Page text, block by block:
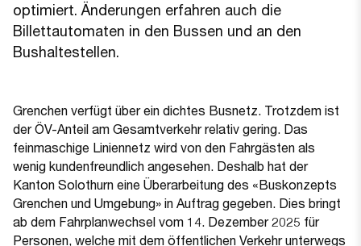
optimiert. Änderungen erfahren auch die
Billettautomaten in den Bussen und an den
Bushaltestellen.
Grenchen verfügt über ein dichtes Busnetz. Trotzdem ist
der ÖV-Anteil am Gesamtverkehr relativ gering. Das
feinmaschige Liniennetz wird von den Fahrgästen als
wenig kundenfreundlich angesehen. Deshalb hat der
Kanton Solothurn eine Überarbeitung des «Buskonzepts
Grenchen und Umgebung» in Auftrag gegeben. Dies bringt
ab dem Fahrplanwechsel vom 14. Dezember 2025 für
Personen, welche mit dem öffentlichen Verkehr unterwegs